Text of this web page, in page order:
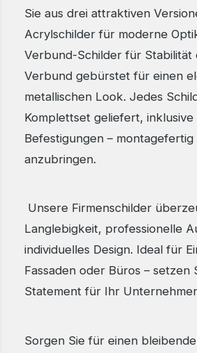
Sie aus drei attraktiven
Acrylschilder für moderne
Verbund-Schilder für Stabilität
Verbund gebürstet für einen
metallischen Look. Jedes
Komplettset geliefert,
Befestigungen –
anzubringen.
Unsere Firmenschilder
Langlebigkeit, professionelle
individuelles Design. Ideal für
Fassaden oder Büros – setzen
Statement für Ihr
Sorgen Sie für einen